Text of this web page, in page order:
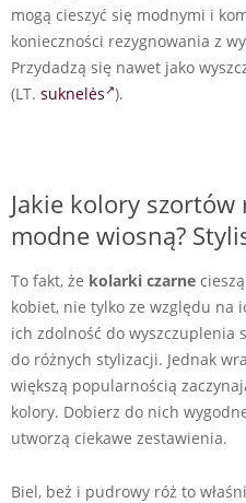
mogą cieszyć się modnymi i
konieczności rezygnowania z
Przydadzą się nawet jako
(LT. suknelės ).
Jakie kolory
modne wiosną?
To fakt, że kolarki czarne
kobiet, nie tylko ze względu na
ich zdolność do wyszczuplenia
do różnych stylizacji. Jednak
większą popularnością
kolory. Dobierz do nich
utworzą ciekawe zestawienia.
Biel, beż i pudrowy róż to